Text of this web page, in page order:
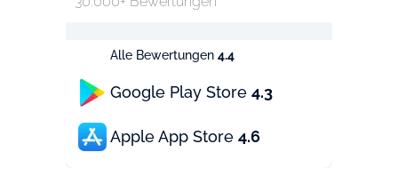
Alle Bewertungen 4.4
Google Play Store 4.3
Apple App Store 4.6